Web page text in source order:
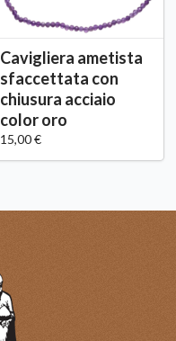
Cavigliera ametista
sfaccettata con
chiusura acciaio
color oro
15,00 €